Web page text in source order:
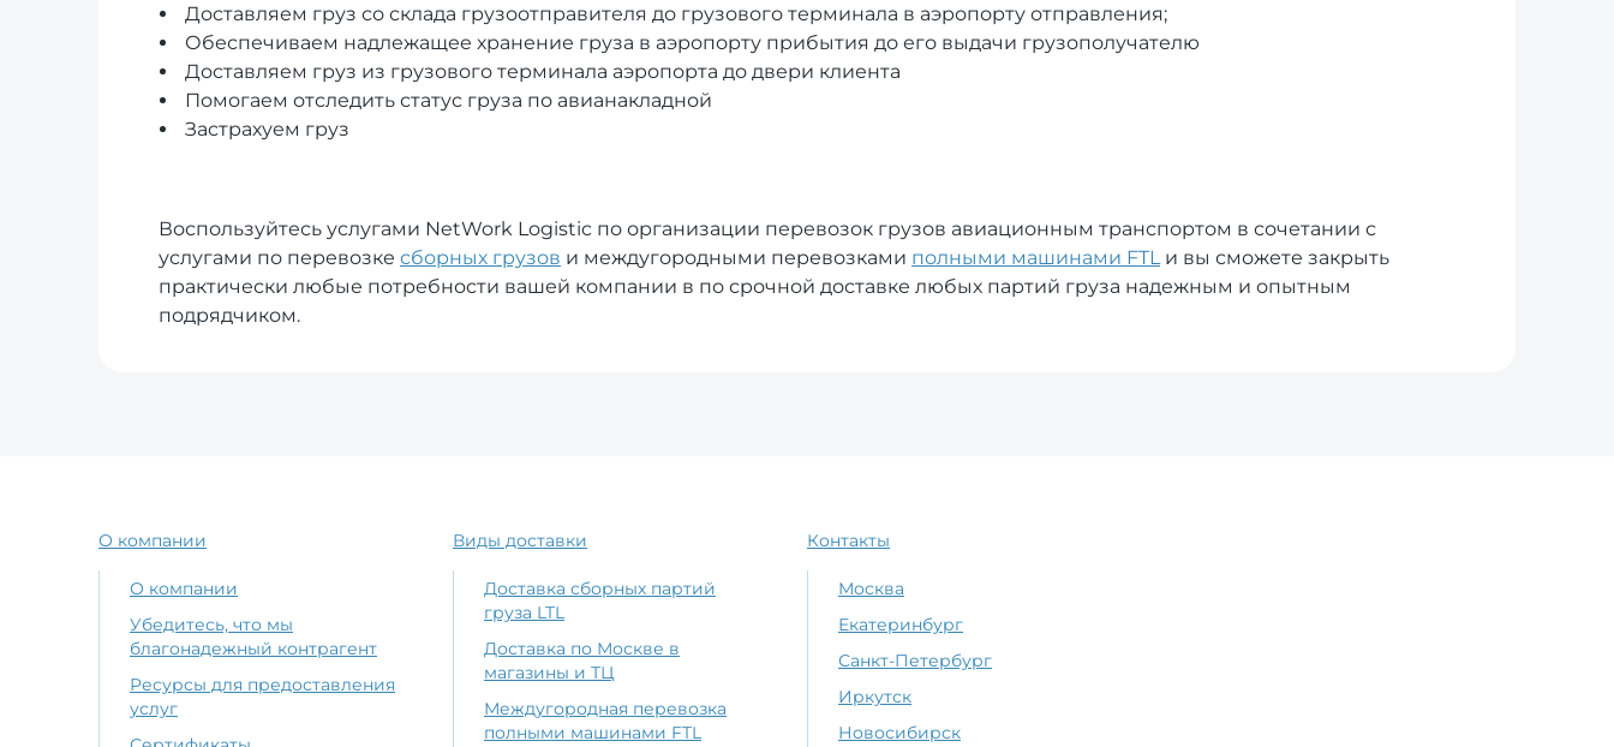
Доставляем груз со склада грузоотправителя до грузового терминала в аэропорту отправления;
Обеспечиваем надлежащее хранение груза в аэропорту прибытия до его выдачи грузополучателю
Доставляем груз из грузового терминала аэропорта до двери клиента
Помогаем отследить статус груза по авианакладной
Застрахуем груз
Воспользуйтесь услугами NetWork Logistic по организации перевозок грузов авиационным транспортом в сочетании с
услугами по перевозке сборных грузов и междугородными перевозками полными машинами FTLи вы сможете закрыть
практически любые потребности вашей компании в по срочной доставке любых партий груза надежным и опытным
подрядчиком.
О компании
О компании
Убедитесь, что мы
благонадежный контрагент
Ресурсы для предоставления
услуг
Виды доставки
Доставка сборных партий
груза LTL
Доставка по Москве в
магазины и ТЦ
Междугородная перевозка
полными машинами FTL
Контакты
Москва
Екатеринбург
Санкт-Петербург
Иркутск
Новосибирск